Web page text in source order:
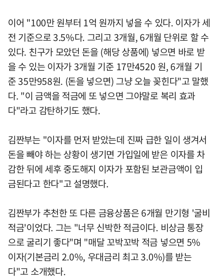
이어 "100만 원부터 1억 원까지 넣을 수 있다. 이자가 세
전 기준으로 3.5%다. 그리고 3개월, 6개월 단위로 할 수
있다. 친구가 모았던 돈을 (해당 상품에) 넣으면 바로 받
을 수 있는 이자가 3개월 기준 17만4520 원, 6개월 기
준 35만958원. (돈을 넣으면) 그냥 오늘 꽂힌다"고 말했
다. "이 금액을 적금에 또 넣으면 그야말로 복리 효과
다"라고 감탄하기도 했다.
김짠부는 "이자를 먼저 받았는데 진짜 급한 일이 생겨서
돈을 빼야 하는 상황이 생기면 가입일에 받은 이자를 차
감한 뒤에 세후 중도해지 이자가 포함된 보관금액이 입
금된다고 한다"고 설명했다.
김짠부가 추천한 또 다른 금융상품은 6개월 만기형 '굴비
적금'이었다. 그는 "너무 신박한 적금이다. 비상금 통장
으로 굴리기 좋다"며 "매달 꼬박꼬박 적금 넣으면 5%
이자(기본금리 2.0%, 우대금리 최고 3.0%)를 받는
다"고 소개했다.